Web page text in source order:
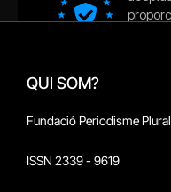
QUI SOM?
Fundació Periodisme Plural
ISSN 2339 - 9619